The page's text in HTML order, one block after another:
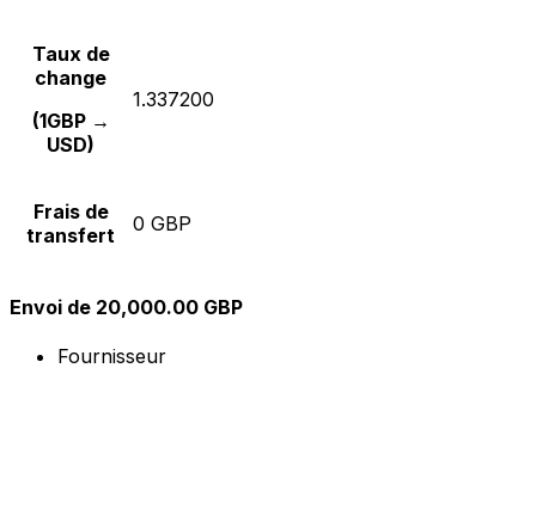
Taux de
change
(1GBP →
USD)
1.337200
Frais de
transfert
0 GBP
Envoi de 20,000.00 GBP
Fournisseur